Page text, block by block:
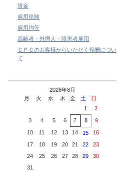
賃金
雇用保険
雇用均等
高齢者・外国人・障害者雇用
ＣＰＣのお客様からいただく報酬につい
て
2026年8月
月
火 水 木 金 土 日
1
2
3
4 5 6 7 8
9
10
11 12 13 14 15
16
17
18 19 20 21 22
23
24
25 26 27 28 29
30
31